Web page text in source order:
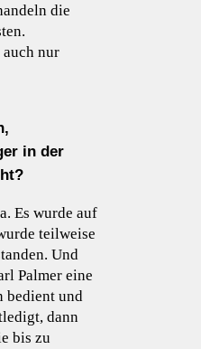
die
auch nur
in der
Es wurde auf
teilweise
Und
Palmer eine
bedient und
dann
bis zu